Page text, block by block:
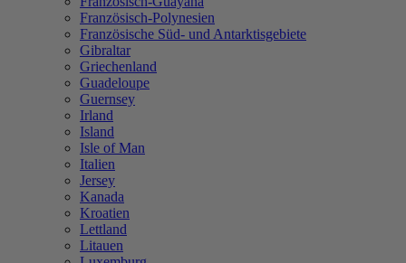
Französisch-Polynesien
Französische Süd- und Antarktisgebiete
Gibraltar
Griechenland
Guadeloupe
Guernsey
Irland
Island
Isle of Man
Italien
Jersey
Kanada
Kroatien
Lettland
Litauen